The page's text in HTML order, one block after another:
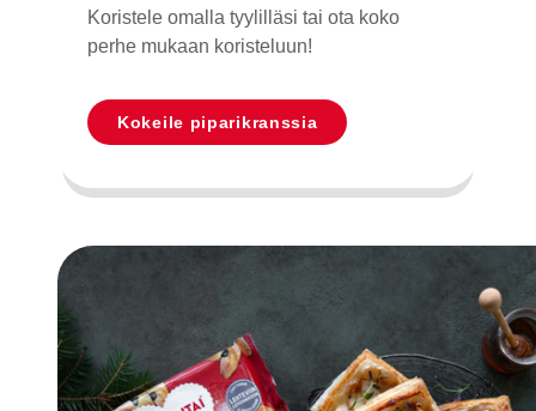
Koristele omalla tyylilläsi tai ota koko
perhe mukaan koristeluun!
Kokeile piparikranssia